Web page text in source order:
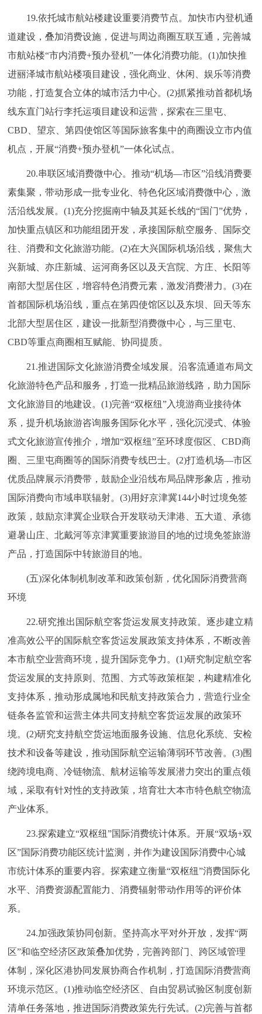
19.依托城市航站楼建设重要消费节点。加快市内登机通
道建设，叠加消费设施，促进与周边商圈互联互通，完善城
市航站楼“市内消费+预办登机”一体化消费功能。(1)加快推
进丽泽城市航站楼项目建设，强化商业、休闲、娱乐等消费
功能，打造复合立体的城市活力中心。(2)抓紧推动首都机场
线东直门站行李托运项目建设和运营，探索在三里屯、
CBD、望京、第四使馆区等国际旅客集中的商圈设立市内值
机点，开展“消费+预办登机”一体化试点。
20.串联区域消费微中心。推动“机场—市区”沿线消费要
素集聚，带动形成一批专业化、特色化区域消费微中心，激
活沿线发展。(1)充分挖掘南中轴及其延长线的“国门”优势，
加快重点镇区和功能组团开发，承接国际航空服务、国际交
往、消费和文化旅游功能。(2)在大兴国际机场沿线，聚焦大
兴新城、亦庄新城、运河商务区以及天宫院、方庄、长阳等
南部大型居住区，增容特色消费元素，激发消费潜力。(3)在
首都国际机场沿线，重点在第四使馆区以及东坝、回天等东
北部大型居住区，建设一批新型消费微中心，与三里屯、
CBD等重点商圈相互赋能、协同提质。
21.推进国际文化旅游消费全域发展。沿客流通道布局文
化旅游特色产品和服务，打造一批精品旅游线路，助力国际
文化旅游目的地建设。(1)完善“双枢纽”入境游商业接待体
系，提升机场旅游咨询服务国际化水平，强化沉浸式、体验
式文化旅游宣传推介，增加“双枢纽”至环球度假区、CBD商
圈、三里屯商圈等的国际消费专线巴士。(2)打造机场—市区
优质品牌展示消费带，鼓励企业沿线布局品牌形象店，推动
国际消费向市域串联辐射。(3)用好京津冀144小时过境免签
政策，鼓励京津冀企业联合开发联动天津港、五大道、承德
避暑山庄、北戴河等京津冀重要旅游目的地的过境免签旅游
产品，打造国际中转旅游目的地。
(五)深化体制机制改革和政策创新，优化国际消费营商
环境
22.研究推出国际航空客货运发展支持政策。逐步建立精
准高效公平的国际航空客货运发展政策支持体系，不断改善
本市航空业营商环境，提升国际竞争力。(1)研究制定航空客
货运发展的支持原则、范围、方式等政策框架，构建精准化
支持体系，推动形成属地和民航支持政策合力，营造行业全
链条各监管和运营主体共同支持航空客货运发展的政策环
境。(2)研究支持航空货运地面服务设施、信息化系统、安检
技术和设备等建设，推动国际航空运输薄弱环节改善。(3)围
绕跨境电商、冷链物流、航材运输等发展潜力突出的重点领
域，采取有针对性的支持政策，培育壮大本市特色航空物流
产业体系。
23.探索建立“双枢纽”国际消费统计体系。开展“双场+双
区”国际消费功能区统计监测，并作为建设国际消费中心城
市统计体系的重要内容。探索建立衡量“双枢纽”消费国际化
水平、消费资源配置能力、消费辐射带动作用等的评价体
系。
24.加强政策协同创新。坚持高水平对外开放，发挥“两
区”和临空经济区政策叠加优势，完善跨部门、跨区域管理
体制，深化区港协同发展协商合作机制，打造国际消费营商
环境示范区。(1)推动临空经济区、自由贸易试验区制度创新
清单任务落地，推进国际消费政策先行先试。(2)完善与首都